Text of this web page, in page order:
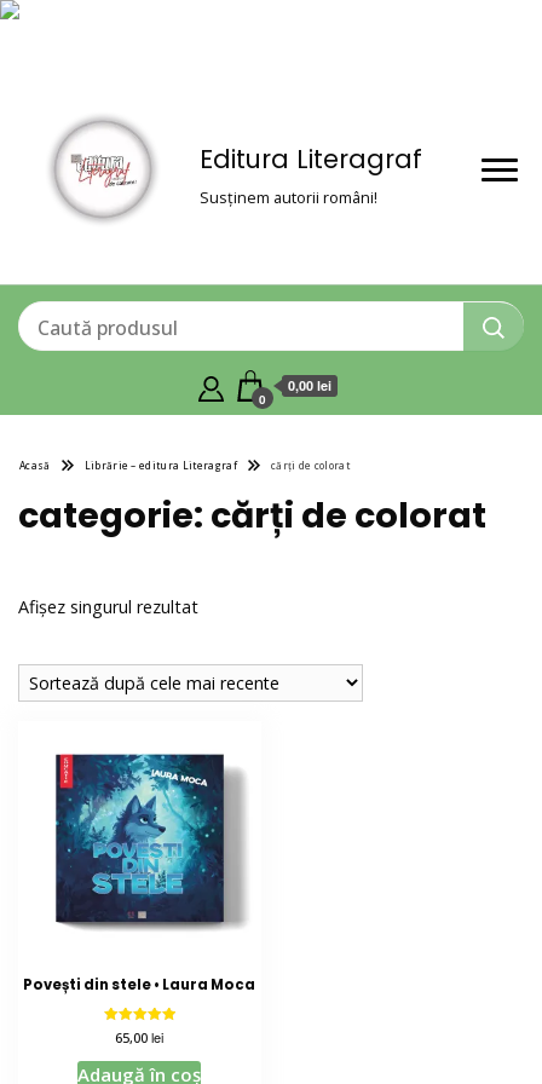
Editura Literagraf
Susținem autorii români!
0
0,00 lei
Acasă Librărie – editura Literagraf cărți de colorat
categorie: cărți de colorat
Afișez singurul rezultat
Povești din stele • Laura Moca
Evaluat la
5.00
65,00lei
Adaugă în coș